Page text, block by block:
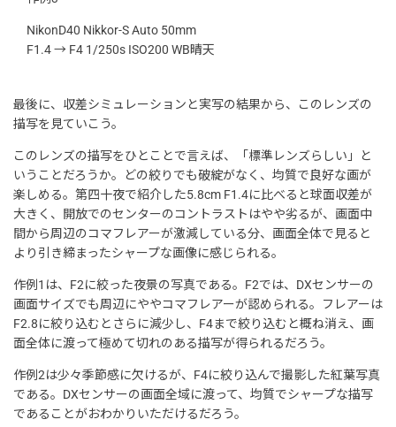
NikonD40 Nikkor-S Auto 50mm
F1.4 → F4 1/250s ISO200 WB晴天
最後に、収差シミュレーションと実写の結果から、このレンズの
描写を見ていこう。
このレンズの描写をひとことで言えば、「標準レンズらしい」と
いうことだろうか。どの絞りでも破綻がなく、均質で良好な画が
楽しめる。第四十夜で紹介した5.8cm F1.4に比べると球面収差が
大きく、開放でのセンターのコントラストはやや劣るが、画面中
間から周辺のコマフレアーが激減している分、画面全体で見ると
より引き締まったシャープな画像に感じられる。
作例1は、F2に絞った夜景の写真である。F2では、DXセンサーの
画面サイズでも周辺にややコマフレアーが認められる。フレアーは
F2.8に絞り込むとさらに減少し、F4まで絞り込むと概ね消え、画
面全体に渡って極めて切れのある描写が得られるだろう。
作例2は少々季節感に欠けるが、F4に絞り込んで撮影した紅葉写真
である。DXセンサーの画面全域に渡って、均質でシャープな描写
であることがおわかりいただけるだろう。